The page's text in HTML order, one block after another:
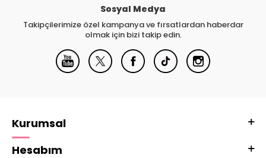
Sosyal Medya
Takipçilerimize özel kampanya ve fırsatlardan haberdar
olmak için bizi takip edin.
Kurumsal
Hesabım